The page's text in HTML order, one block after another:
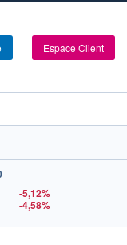
Espace Client
-5,12%
-4,58%